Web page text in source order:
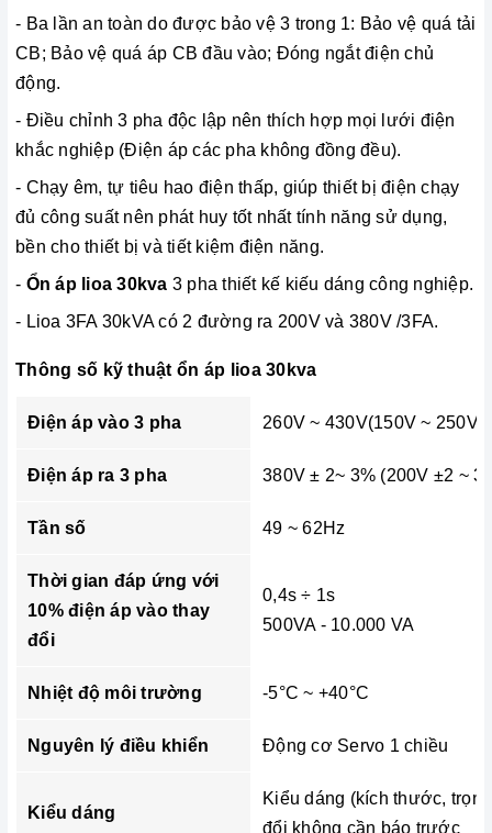
- Ba lần an toàn do được bảo vệ 3 trong 1: Bảo vệ quá tải
CB; Bảo vệ quá áp CB đầu vào; Đóng ngắt điện chủ
động.
- Điều chỉnh 3 pha độc lập nên thích hợp mọi lưới điện
khắc nghiệp (Điện áp các pha không đồng đều).
- Chạy êm, tự tiêu hao điện thấp, giúp thiết bị điện chạy
đủ công suất nên phát huy tốt nhất tính năng sử dụng,
bền cho thiết bị và tiết kiệm điện năng.
- Ổn áp lioa 30kva 3 pha thiết kế kiếu dáng công nghiệp.
- Lioa 3FA 30kVA có 2 đường ra 200V và 380V /3FA.
Thông số kỹ thuật ổn áp lioa 30kva
Điện áp vào 3 pha 260V ~ 430V(150V ~ 250V)
Điện áp ra 3 pha 380V ± 2~ 3% (200V ±2 ~
Tần số 49 ~ 62Hz
Thời gian đáp ứng với
10% điện áp vào thay
đổi
0,4s ÷ 1s
500VA - 10.000 VA
Nhiệt độ môi trường -5°C ~ +40°C
Nguyên lý điều khiển Động cơ Servo 1 chiều
Kiểu dáng
Kiểu dáng (kích thước,
đổi không cần báo trước